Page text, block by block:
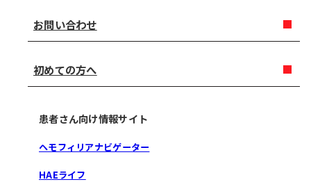
お問い合わせ
初めての方へ
患者さん向け情報サイト
ヘモフィリアナビゲーター
HAEライフ